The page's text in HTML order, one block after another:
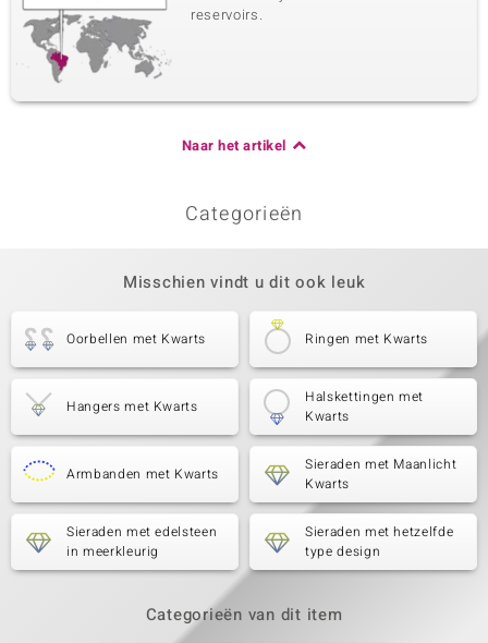
reservoirs.
Naar het artikel
Categorieën
Misschien vindt u dit ook leuk
Oorbellen met Kwarts Ringen met Kwarts
Hangers met Kwarts
Halskettingen met
Kwarts
Armbanden met Kwarts
Sieraden met Maanlicht
Kwarts
Sieraden met edelsteen
in meerkleurig
Sieraden met hetzelfde
type design
Categorieën van dit item